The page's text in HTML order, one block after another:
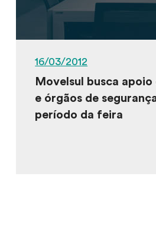
16/03/2012
Movelsul busca
e órgãos de
período da feira